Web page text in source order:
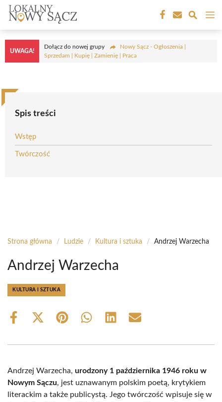
Przejdź
treści
UWAGA!
Dołącz do nowej grupy
Nowy Sącz - Ogłoszenia |
Sprzedam | Kupię | Zamienię | Praca
Spis treści
Wstęp
Twórczość
Strona główna / Ludzie / Kultura i sztuka / Andrzej Warzecha
Andrzej Warzecha
KULTURA I SZTUKA
Share
Share
(Twitter)
Share Share Share Share
Andrzej Warzecha, urodzony 1 października 1946 roku w
Nowym Sączu, jest uznawanym polskim poetą, krytykiem
literackim a także publicystą. Jego twórczość wpisuje się w